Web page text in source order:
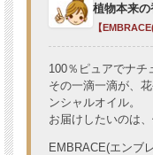
植物本来の
【
100％ピュアでナチ
その一滴一滴が、
ンシャルオイル。
お届けしたいのは
EMBRACE(エンブ